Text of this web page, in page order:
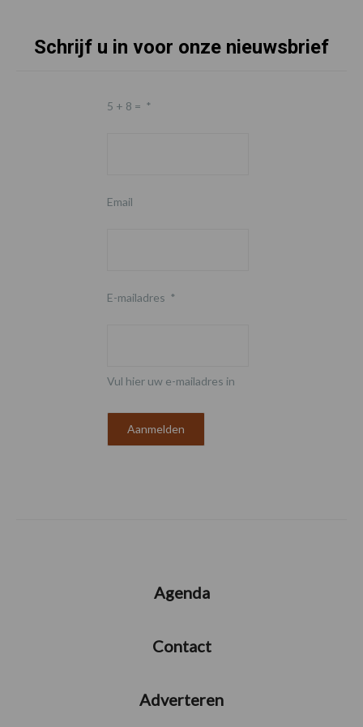
Schrijf u in voor onze nieuwsbrief
5 + 8 = *
Email
E-mailadres *
Vul hier uw e-mailadres in
Agenda
Contact
Adverteren